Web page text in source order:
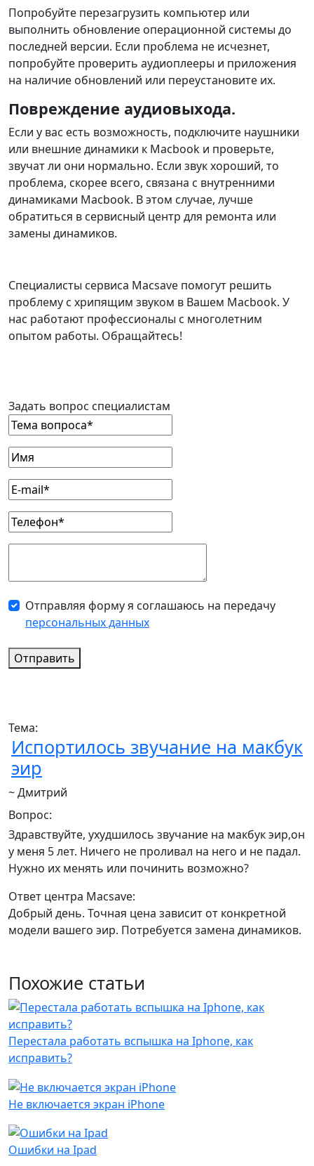
Попробуйте перезагрузить компьютер или
выполнить обновление операционной системы до
последней версии. Если проблема не исчезнет,
попробуйте проверить аудиоплееры и приложения
на наличие обновлений или переустановите их.
Повреждение аудиовыхода.
Если у вас есть возможность, подключите наушники
или внешние динамики к Macbook и проверьте,
звучат ли они нормально. Если звук хороший, то
проблема, скорее всего, связана с внутренними
динамиками Macbook. В этом случае, лучше
обратиться в сервисный центр для ремонта или
замены динамиков.
Специалисты сервиса Macsave помогут решить
проблему с хрипящим звуком в Вашем Macbook. У
нас работают профессионалы с многолетним
опытом работы. Обращайтесь!
Задать вопрос специалистам
Отправляя форму я соглашаюсь на передачу
персональных данных
Отправить
Тема:
Испортилось звучание на макбук
эир
~ Дмитрий
Вопрос:
Здравствуйте, ухудшилось звучание на макбук эир,он
у меня 5 лет. Ничего не проливал на него и не падал.
Нужно их менять или починить возможно?
Ответ центра Macsave:
Добрый день. Точная цена зависит от конкретной
модели вашего эир. Потребуется замена динамиков.
Похожие статьи
Перестала работать вспышка на Iphone, как
исправить?
Не включается экран iPhone
Ошибки на Ipad